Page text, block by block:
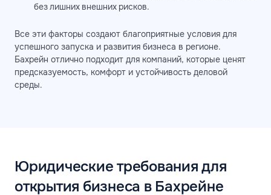
без лишних внешних рисков.
Все эти факторы создают благоприятные условия для
успешного запуска и развития бизнеса в регионе.
Бахрейн отлично подходит для компаний, которые ценят
предсказуемость, комфорт и устойчивость деловой
среды.
Юридические требования для
открытия бизнеса в Бахрейне